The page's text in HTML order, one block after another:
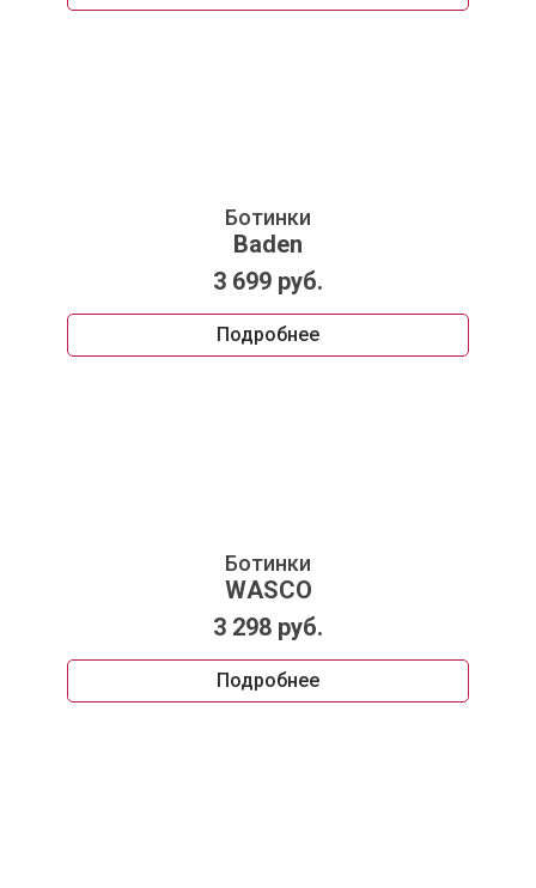
Ботинки
Baden
3 699 руб.
Подробнее
Ботинки
WASCO
3 298 руб.
Подробнее